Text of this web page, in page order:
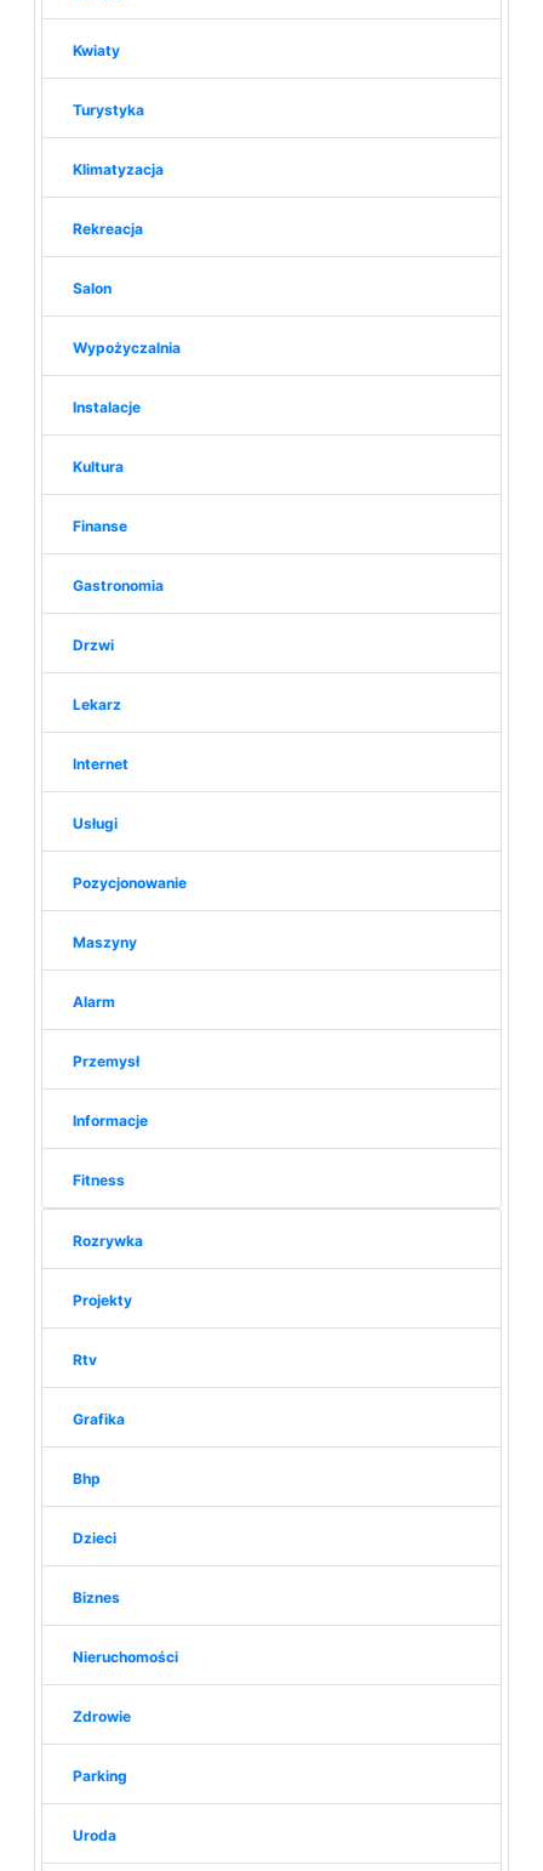
Kwiaty
Turystyka
Klimatyzacja
Rekreacja
Salon
Wypożyczalnia
Instalacje
Kultura
Finanse
Gastronomia
Drzwi
Lekarz
Internet
Usługi
Pozycjonowanie
Maszyny
Alarm
Przemysł
Informacje
Fitness
Rozrywka
Projekty
Rtv
Grafika
Bhp
Dzieci
Biznes
Nieruchomości
Zdrowie
Parking
Uroda